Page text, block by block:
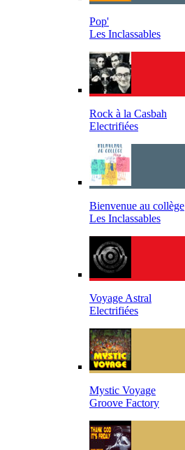
Pop'
Les Inclassables
Rock à la Casbah
Electrifiées
Bienvenue au collège
Les Inclassables
Voyage Astral
Electrifiées
Mystic Voyage
Groove Factory